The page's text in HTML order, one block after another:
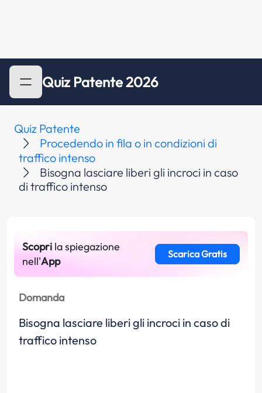
Quiz Patente 2026
Quiz Patente
Procedendo in fila o in condizioni di
traffico intenso
Bisogna lasciare liberi gli incroci in caso
di traffico intenso
Scopri la spiegazione
nell'App
Scarica Gratis
Domanda
Bisogna lasciare liberi gli incroci in caso di
traffico intenso